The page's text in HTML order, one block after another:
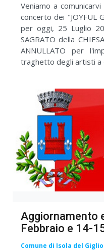
Veniamo a
concerto dei "JOYFUL
per oggi, 25 Luglio
SAGRATO della
ANNULLATO per
traghetto degli artisti a
Aggiornamento
Febbraio e 14-
Comune di Isola del Giglio